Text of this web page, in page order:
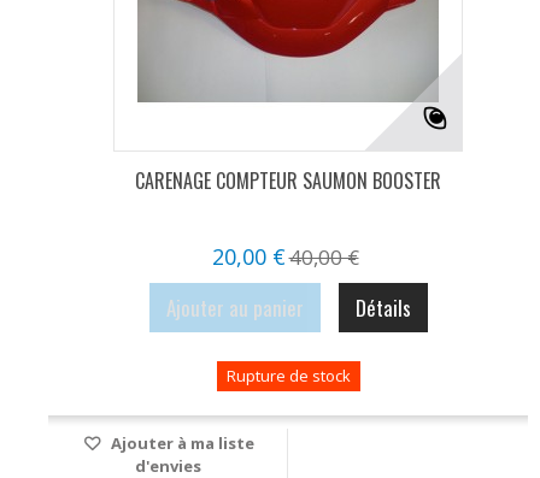
CARENAGE COMPTEUR SAUMON BOOSTER
20,00 €40,00 €
Ajouter au panier Détails
Rupture de stock
Ajouter à ma liste
d'envies